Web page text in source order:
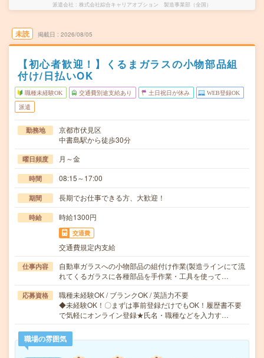
派遣会社 株式会社綜合キャリアオプション 製造事業部（全国）
未読 掲載日 2026/08/05
【初心者歓迎！】くるまガラスの小物部品組
付け/日払いOK
職種未経験OK 交通費別途支給あり 土日祝日が休み WEB登録OK
派遣
勤務地
京都市伏見区
中書島駅から徒歩30分
曜日頻度 月～金
時間 08:15～17:00
期間 長期でお仕事できる方、大歓迎！
時給 時給1300円
交通費
交通費規定内支給
仕事内容
自動車ガラスへの小物部品の組付け作業(製造ラインにて流
れてくるガラスに各種部品を手作業・工具を使って…
応募資格
職種未経験OK / ブランクOK / 英語力不要
◆未経験OK！〇まずは事前登録だけでもOK！履歴書不要
で気軽にオンライン登録★氏名・職種などを入力す…
職場の雰囲気